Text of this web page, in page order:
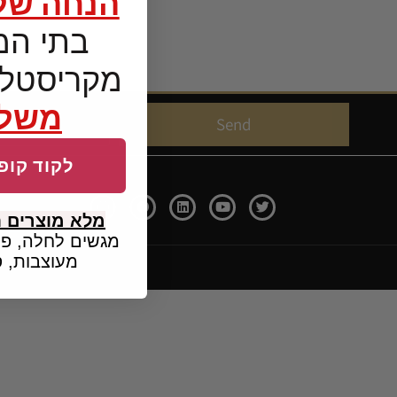
Send
בתי
לקוד
מלא
מגשים לחלה,
מעוצבות,